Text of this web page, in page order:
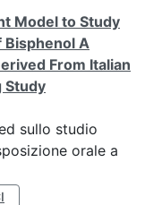
Model to Study
Bisphenol A
From Italian
Study
sullo studio
orale a